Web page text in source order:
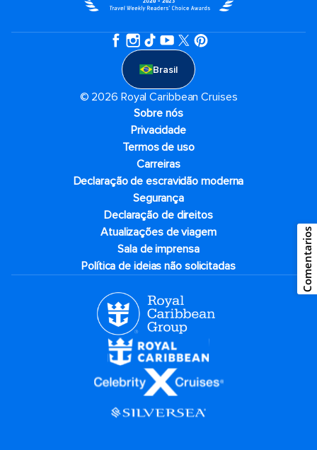
Brasil
© 2026 Royal Caribbean Cruises
Sobre nós
Privacidade
Termos de uso
Carreiras
Declaração de escravidão moderna
Segurança
Declaração de direitos
Atualizações de viagem
Sala de imprensa
Política de ideias não solicitadas
Comentarios